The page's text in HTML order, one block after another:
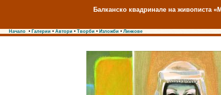
Балканско квадринале на живописта
Начало • Галерии • Автори • Творби • Изложби • Линкове